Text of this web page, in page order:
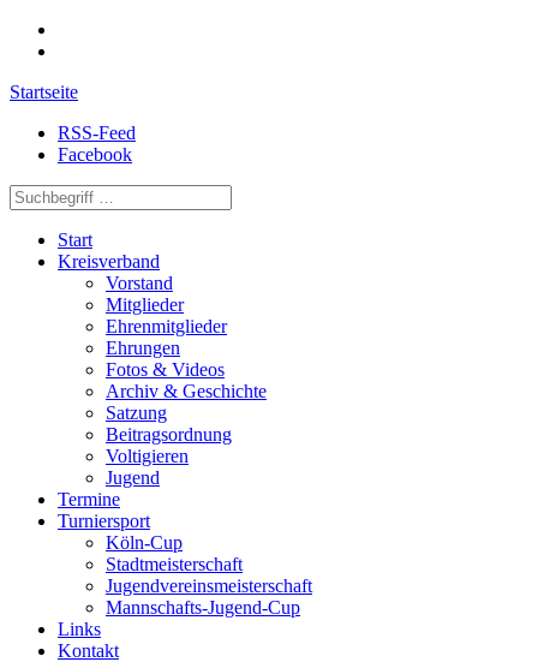
Startseite
RSS-Feed
Facebook
Start
Kreisverband
Vorstand
Mitglieder
Ehrenmitglieder
Ehrungen
Fotos & Videos
Archiv & Geschichte
Satzung
Beitragsordnung
Voltigieren
Jugend
Termine
Turniersport
Köln-Cup
Stadtmeisterschaft
Jugendvereinsmeisterschaft
Mannschafts-Jugend-Cup
Links
Kontakt